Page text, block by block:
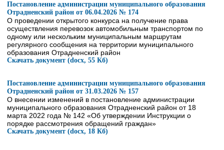
Постановление администрации муниципального образования
Отрадненский район от 06.04.2026 № 174
О проведении открытого конкурса на получение права
осуществления перевозок автомобильным транспортом по
одному или нескольким муниципальным маршрутам
регулярного сообщения на территории муниципального
образования Отрадненский район
Скачать документ (docx, 55 Кб)
Постановление администрации муниципального образования
Отрадненский район от 31.03.2026 № 157
О внесении изменений в постановление администрации
муниципального образования Отрадненский район от 18
марта 2022 года № 142 «Об утверждении Инструкции о
порядке рассмотрения обращений граждан»
Скачать документ (docx, 18 Кб)